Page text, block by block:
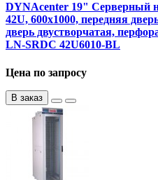
DYNAcenter 19"
42U, 600х1000, передняя
дверь двустворчатая,
LN-SRDC 42U6010-BL
Цена по запросу
В заказ